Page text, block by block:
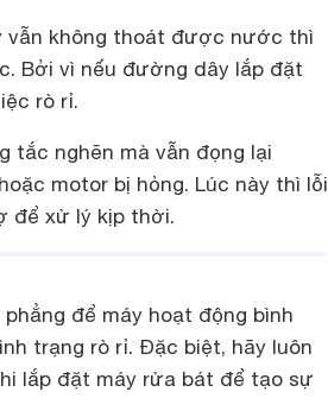
vẫn không thoát được nước thì
Bởi vì nếu đường dây lắp đặt
rò rỉ.
tắc nghẽn mà vẫn đọng lại
motor bị hỏng. Lúc này thì lỗi
để xử lý kịp thời.
để máy hoạt động bình
trạng rò rỉ. Đặc biệt, hãy luôn
lắp đặt máy rửa bát để tạo sự